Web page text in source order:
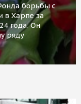
борьбы с
в Харпе за
года. Он
ряду